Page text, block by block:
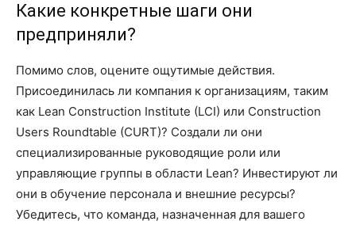
Какие конкретные шаги они
предприняли?
Помимо слов, оцените ощутимые действия.
Присоединилась ли компания к организациям, таким
как Lean Construction Institute (LCI) или Construction
Users Roundtable (CURT)? Создали ли они
специализированные руководящие роли или
управляющие группы в области Lean? Инвестируют ли
они в обучение персонала и внешние ресурсы?
Убедитесь, что команда, назначенная для вашего